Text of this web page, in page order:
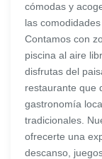
cómodas y
las
Contamos con
piscina al aire
disfrutas del
restaurante que
gastronomía
tradicionales.
ofrecerte una
descanso,